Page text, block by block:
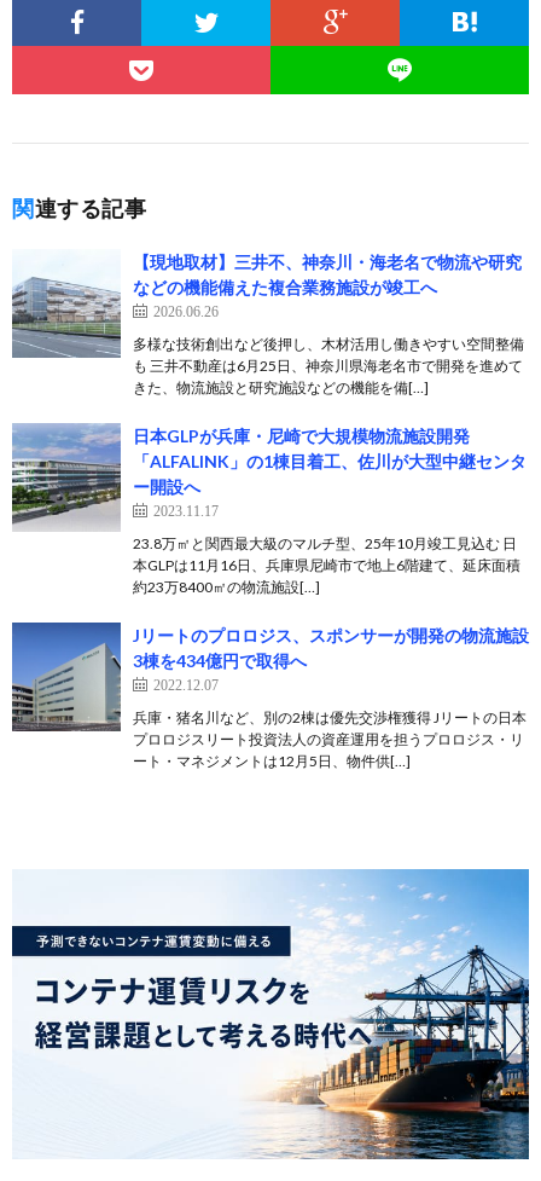
関連する記事
【現地取材】三井不、神奈川・海老名で物流や研究
などの機能備えた複合業務施設が竣工へ
2026.06.26
多様な技術創出など後押し、木材活用し働きやすい空間整備
も 三井不動産は6月25日、神奈川県海老名市で開発を進めて
きた、物流施設と研究施設などの機能を備[…]
日本GLPが兵庫・尼崎で大規模物流施設開発
「ALFALINK」の1棟目着工、佐川が大型中継センタ
ー開設へ
2023.11.17
23.8万㎡と関西最大級のマルチ型、25年10月竣工見込む 日
本GLPは11月16日、兵庫県尼崎市で地上6階建て、延床面積
約23万8400㎡の物流施設[…]
Jリートのプロロジス、スポンサーが開発の物流施設
3棟を434億円で取得へ
2022.12.07
兵庫・猪名川など、別の2棟は優先交渉権獲得 Jリートの日本
プロロジスリート投資法人の資産運用を担うプロロジス・リ
ート・マネジメントは12月5日、物件供[…]